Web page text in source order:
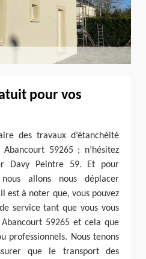
pour vos
des travaux d’étanchéité
59265 ; n’hésitez
Davy Peintre 59. Et pour
allons nous déplacer
est à noter que, vous pouvez
service tant que vous vous
59265 et cela que
professionnels. Nous tenons
que le transport des